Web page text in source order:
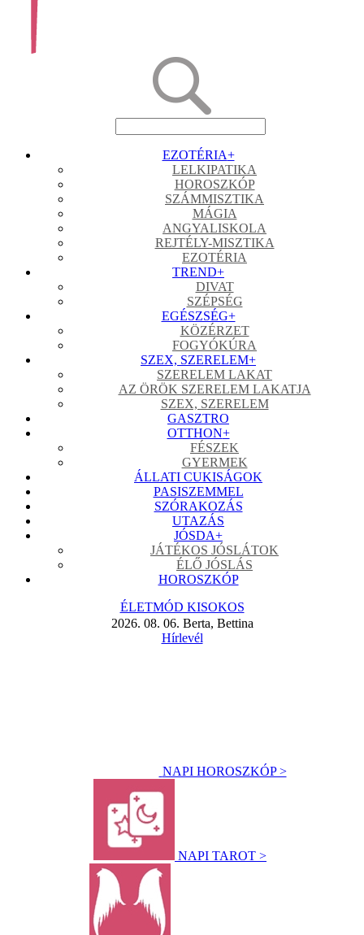
EZOTÉRIA+
LELKIPATIKA
HOROSZKÓP
SZÁMMISZTIKA
MÁGIA
ANGYALISKOLA
REJTÉLY-MISZTIKA
EZOTÉRIA
TREND+
DIVAT
SZÉPSÉG
EGÉSZSÉG+
KÖZÉRZET
FOGYÓKÚRA
SZEX, SZERELEM+
SZERELEM LAKAT
AZ ÖRÖK SZERELEM LAKATJA
SZEX, SZERELEM
GASZTRO
OTTHON+
FÉSZEK
GYERMEK
ÁLLATI CUKISÁGOK
PASISZEMMEL
SZÓRAKOZÁS
UTAZÁS
JÓSDA+
JÁTÉKOS JÓSLÁTOK
ÉLŐ JÓSLÁS
HOROSZKÓP
ÉLETMÓD KISOKOS
2026. 08. 06. Berta, Bettina
Hírlevél
NAPI HOROSZKÓP >
NAPI TAROT >